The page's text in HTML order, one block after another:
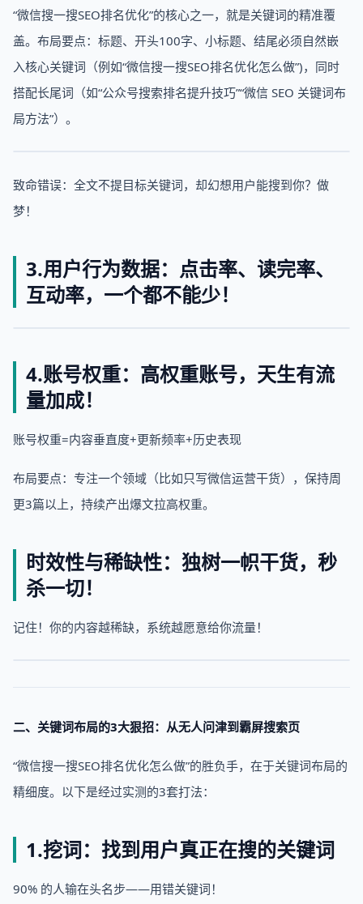
“微信搜一搜SEO排名优化”的核心之一，就是关键词的精准覆
盖。布局要点：标题、开头100字、小标题、结尾必须自然嵌
入核心关键词（例如“微信搜一搜SEO排名优化怎么做”)，同时
搭配长尾词（如“公众号搜索排名提升技巧”“微信 SEO 关键词布
局方法”）。
致命错误：全文不提目标关键词，却幻想用户能搜到你？做
梦！
3.用户行为数据：点击率、读完率、
互动率，一个都不能少！
4.账号权重：高权重账号，天生有流
量加成！
账号权重=内容垂直度+更新频率+历史表现
布局要点：专注一个领域（比如只写微信运营干货），保持周
更3篇以上，持续产出爆文拉高权重。
时效性与稀缺性：独树一帜干货，秒
杀一切！
记住！你的内容越稀缺，系统越愿意给你流量！
二、关键词布局的3大狠招：从无人问津到霸屏搜索页
“微信搜一搜SEO排名优化怎么做”的胜负手，在于关键词布局的
精细度。以下是经过实测的3套打法：
1.挖词：找到用户真正在搜的关键词
90% 的人输在头名步——用错关键词！